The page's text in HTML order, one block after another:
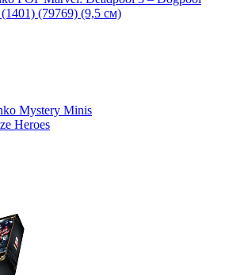
(79769) (9,5 см)
Mystery Minis
Heroes